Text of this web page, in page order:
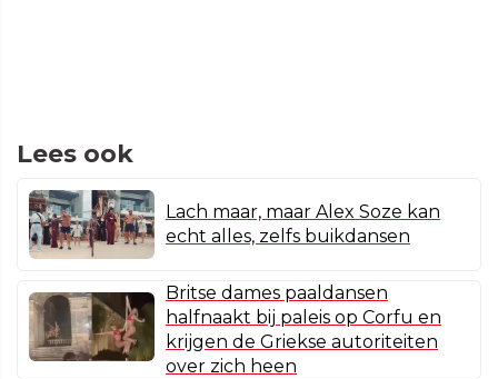
Lees ook
Lach maar, maar Alex Soze kan
echt alles, zelfs buikdansen
Britse dames paaldansen
halfnaakt bij paleis op Corfu en
krijgen de Griekse autoriteiten
over zich heen